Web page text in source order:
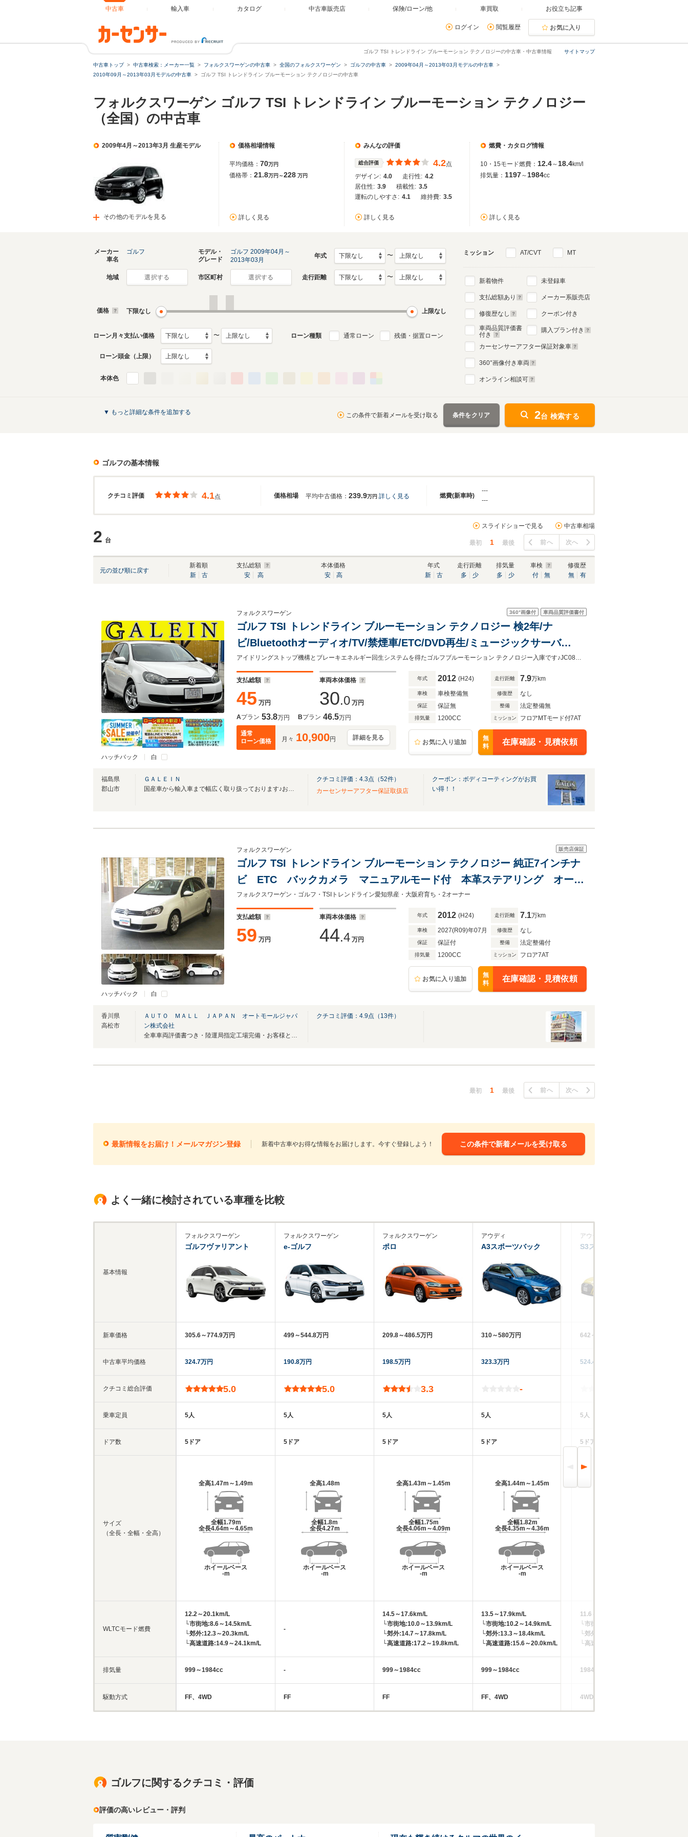
中古車 輸入車 カタログ 中古車販売店 保険/ローン/他 車買取 お役立ち記事
ログイン 閲覧履歴 お気に入り
サイトマップ
ゴルフ TSI トレンドライン ブルーモーション テクノロジーの中古車・中古車情報
中古車トップ 中古車検索：メーカー一覧 フォルクスワーゲンの中古車 全国のフォルクスワーゲン ゴルフの中古車
2009年04月～2013年03月モデルの中古車
2010年09月～2013年03月モデルの中古車
ゴルフ TSI トレンドライン ブルーモーション テクノロジーの中古車
フォルクスワーゲン ゴルフ TSI トレンドライン ブルーモーション テクノロジー
（全国）の中古車
2009年4月～2013年3月 生産モデル
その他のモデルを見る
価格相場情報
平均価格： 70万円
価格帯： 21.8万円～228 万円
詳しく見る
みんなの評価
総合評価 4.2点
デザイン: 4.0 走行性: 4.2
居住性: 3.9 積載性: 3.5
運転のしやすさ: 4.1 維持費: 3.5
詳しく見る
燃費・カタログ情報
10・15モード燃費： 12.4～ 18.4km/l
排気量： 1197～ 1984cc
詳しく見る
生産モデル
1998年8月～2004年5月
3代目
メーカー
車名
ゴルフ
モデル・
グレード
ゴルフ 2009年04月～
2013年03月
年式 〜
地域 選択する 市区町村 選択する 走行距離 〜
価格 下限なし 上限なし
ローン月々支払い価格 〜 ローン種類 通常ローン 残価・据置ローン
ローン頭金（上限）
本体色
ミッション AT/CVT MT
新着物件
支払総額あり
修復歴なし
車両品質評価書
付き
未登録車
メーカー系販売店
クーポン付き
購入プラン付き
カーセンサーアフター保証対象車
360°画像付き車両
オンライン相談可
▼ もっと詳細な条件を追加する この条件で新着メールを受け取る 条件をクリア 2台 検索する
ゴルフの基本情報
クチコミ評価 価格相場 燃費(新車時)
4.1点 平均中古価格： 239.9万円 詳しく見る
---
---
2 台
スライドショーで見る 中古車相場
最初 1 最後 前へ 次へ
元の並び順に戻す
新着順
新
古
支払総額
安
高
本体価格
安
高
年式
新
古
走行距離
多
少
排気量
多
少
車検
付
無
修復歴
無
有
ハッチバック 白
360°画像付 車両品質評価書付
フォルクスワーゲン
ゴルフ TSI トレンドライン ブルーモーション テクノロジー 検2年/ナ
ビ/Bluetoothオーディオ/TV/禁煙車/ETC/DVD再生/ミュージックサーバ
ー/USB接続端子/純正16AW/キーレス/オートライト/ドアミラーウィンカー/
タイミングチェーン車/
アイドリングストップ機構とブレーキエネルギー回生システムを得たゴルフブルーモーション テクノロジー入庫です♪JC08モードで19.0km/リッターと低燃費♪お買い得な1台♪装備も充実♪
支払総額
45 万円
車両本体価格
30.0 万円
Aプラン 53.8万円 Bプラン 46.5万円
通常
ローン価格
月々 10,900円 詳細を見る
年式 2012 (H24) 走行距離 7.9万km
車検 車検整備無 修復歴 なし
保証 保証無 整備 法定整備無
排気量 1200CC ミッション フロアMTモード付7AT
お気に入り追加
無
料
在庫確認・見積依頼
福島県
郡山市
ＧＡＬＥＩＮ
国産車から輸入車まで幅広く取り扱っております♪お車探しはＧＡＬＥＩＮへ♪
クチコミ評価： 4.3点（52件）
カーセンサーアフター保証取扱店
クーポン：ボディコーティングがお買
い得！！
ハッチバック 白
販売店保証
フォルクスワーゲン
ゴルフ TSI トレンドライン ブルーモーション テクノロジー 純正7インチナ
ビ ETC バックカメラ マニュアルモード付 本革ステアリング オート
ライト 電動格納式ドアミラー プライバシーガラス 純正アルミホイー
ル スペアタイヤ スペアキー
フォルクスワーゲン・ゴルフ・TSIトレンドライン愛知県産・大阪府育ち・2オーナー
支払総額
59 万円
車両本体価格
44.4 万円
年式 2012 (H24) 走行距離 7.1万km
車検 2027(R09)年07月 修復歴 なし
保証 保証付 整備 法定整備付
排気量 1200CC ミッション フロア7AT
お気に入り追加
無
料
在庫確認・見積依頼
香川県
高松市
ＡＵＴＯ ＭＡＬＬ ＪＡＰＡＮ オートモールジャパ
ン株式会社
全車車両評価書つき・陸運局指定工場完備・お客様と車のあいだにいつも
クチコミ評価： 4.9点（ 13件）
最初 1 最後 前へ 次へ
最新情報をお届け！メールマガジン登録 新着中古車やお得な情報をお届けします。今すぐ登録しよう！ この条件で新着メールを受け取る
よく一緒に検討されている車種を比較
基本情報
新車価格
中古車平均価格
クチコミ総合評価
乗車定員
ドア数
サイズ
（全長・全幅・全高）
WLTCモード燃費
排気量
駆動方式
フォルクスワーゲン
ゴルフヴァリアント
305.6～774.9万円
324.7万円
5.0
5人
5ドア
全高1.47m～1.49m
全幅1.79m
全長4.64m～4.65m
ホイールベース
-m
12.2～20.1km/L
└市街地:8.6～14.5km/L
└郊外:12.3～20.3km/L
└高速道路:14.9～24.1km/L
999～1984cc
FF、4WD
フォルクスワーゲン
e-ゴルフ
499～544.8万円
190.8万円
5.0
5人
5ドア
全高1.48m
全幅1.8m
全長4.27m
ホイールベース
-m
-
-
FF
フォルクスワーゲン
ポロ
209.8～486.5万円
198.5万円
3.3
5人
5ドア
全高1.43m～1.45m
全幅1.75m
全長4.06m～4.09m
ホイールベース
-m
14.5～17.6km/L
└市街地:10.0～13.9km/L
└郊外:14.7～17.8km/L
└高速道路:17.2～19.8km/L
999～1984cc
FF
アウディ
A3スポーツバック
310～580万円
323.3万円
-
5人
5ドア
全高1.44m～1.45m
全幅1.82m
全長4.35m～4.36m
ホイールベース
-m
13.5～17.9km/L
└市街地:10.2～14.9km/L
└郊外:13.3～18.4km/L
└高速道路:15.6～20.0km/L
999～1984cc
FF、4WD
アウディ
S3スポーツバック
642～779万円
524.4万円
5人
5ドア
11.6～12.0km/L
└市街地:8.2～8.7km/L
└郊外:12.0～12.1km/L
└高速道路:13.8～14.4km/L
1984cc
4WD
ゴルフに関するクチコミ・評価
評価の高いレビュー・評判